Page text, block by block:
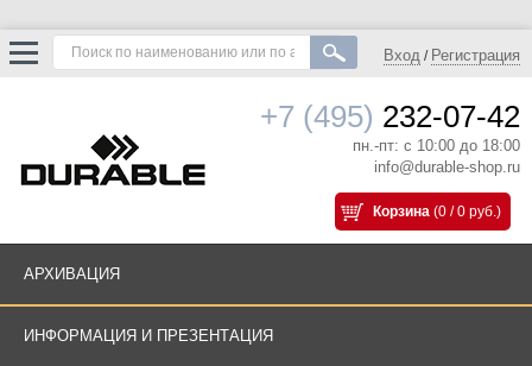
Вход / Регистрация
+7 (495) 232-07-42
пн.-пт: с 10:00 до 18:00
info@durable-shop.ru
Корзина (0 / 0 руб.)
АРХИВАЦИЯ
ИНФОРМАЦИЯ И ПРЕЗЕНТАЦИЯ